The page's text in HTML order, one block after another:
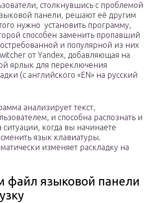
столкнувшись с проблемой
панели, решают её другим
нужно установить программу,
способен заменить пропавший
и популярной из них
от Yandex, добавляющая на
ярлык для переключения
(с английского «EN» на русский
анализирует текст,
и способна распознать и
ситуации, когда вы начинаете
сменить язык клавиатуры.
изменяет раскладку на
файл языковой панели